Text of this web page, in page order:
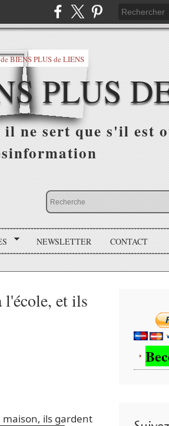
PLUS
ne sert que s'il est
NEWSLETTER CONTACT
l'école, et ils
ils gardent